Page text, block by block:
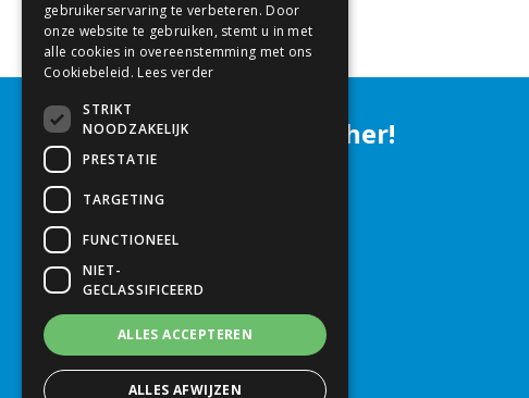
Let´s grow together!
Accessoires
Engineering
gebruikerservaring te verbeteren. Door
onze website te gebruiken, stemt u in met
alle cookies in overeenstemming met ons
Cookiebeleid. Lees verder
STRIKT
NOODZAKELIJK
PRESTATIE
TARGETING
FUNCTIONEEL
NIET-
GECLASSIFICEERD
ALLES ACCEPTEREN
ALLES AFWIJZEN